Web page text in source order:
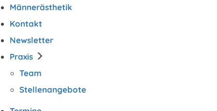
Männerästhetik
Kontakt
Newsletter
Praxis
Team
Stellenangebote